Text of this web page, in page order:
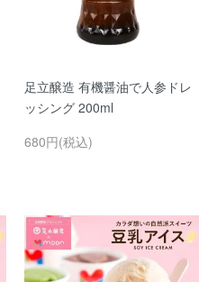
足立醸造 有機醤油で人参ドレ
ッシング 200ml
680円(税込)